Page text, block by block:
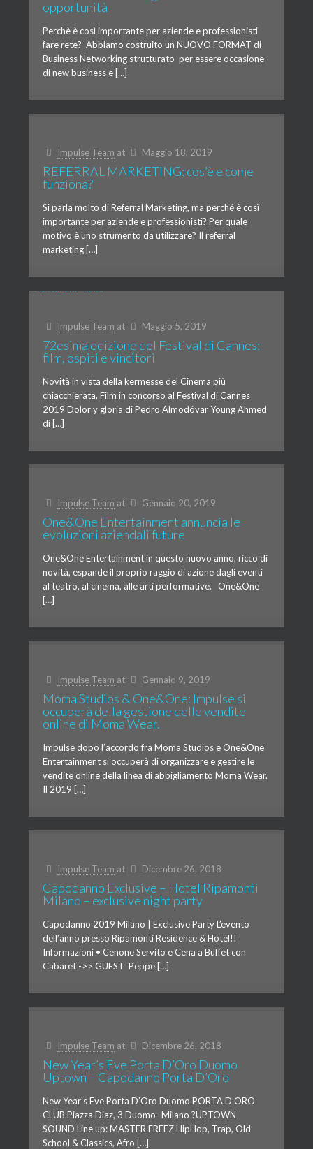
opportunità
Perchè è così importante per aziende e professionisti
fare rete? Abbiamo costruito un NUOVO FORMAT di
Business Networking strutturato per essere occasione
di new business e […]
Impulse Team at Maggio 18, 2019
REFERRAL MARKETING: cos’è e come
funziona?
Si parla molto di Referral Marketing, ma perché è così
importante per aziende e professionisti? Per quale
motivo è uno strumento da utilizzare? Il referral
marketing […]
Impulse Team at Maggio 5, 2019
72esima edizione del Festival di Cannes:
film, ospiti e vincitori
Novità in vista della kermesse del Cinema più
chiacchierata. Film in concorso al Festival di Cannes
2019 Dolor y gloria di Pedro Almodóvar Young Ahmed
di […]
Impulse Team at Gennaio 20, 2019
One&One Entertainment annuncia le
evoluzioni aziendali future
One&One Entertainment in questo nuovo anno, ricco di
novità, espande il proprio raggio di azione dagli eventi
al teatro, al cinema, alle arti performative. One&One
[…]
Impulse Team at Gennaio 9, 2019
Moma Studios & One&One: Impulse si
occuperà della gestione delle vendite
online di Moma Wear.
Impulse dopo l’accordo fra Moma Studios e One&One
Entertainment si occuperà di organizzare e gestire le
vendite online della linea di abbigliamento Moma Wear.
Il 2019 […]
Impulse Team at Dicembre 26, 2018
Capodanno Exclusive – Hotel Ripamonti
Milano – exclusive night party
Capodanno 2019 Milano | Exclusive Party L’evento
dell’anno presso Ripamonti Residence & Hotel!!
Informazioni • Cenone Servito e Cena a Buffet con
Cabaret ->> GUEST Peppe […]
Impulse Team at Dicembre 26, 2018
New Year’s Eve Porta D’Oro Duomo
Uptown – Capodanno Porta D’Oro
New Year’s Eve Porta D’Oro Duomo PORTA D’ORO
CLUB Piazza Diaz, 3 Duomo- Milano ?UPTOWN
SOUND Line up: MASTER FREEZ HipHop, Trap, Old
School & Classics, Afro […]